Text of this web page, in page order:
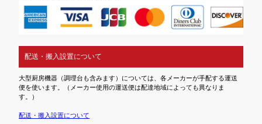
配送・搬入設置について
大型厨房機器（調理台も含みます）については、各メーカーが手配する運送
便を使います。（メーカー使用の運送便は配達地域によっても異なりま
す。）
配送・搬入設置について